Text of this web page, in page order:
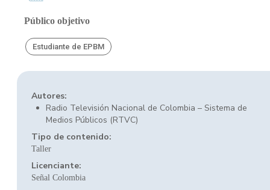
Público objetivo
Estudiante de EPBM
Autores:
Radio Televisión Nacional de Colombia – Sistema de
Medios Públicos (RTVC)
Tipo de contenido:
Taller
Licenciante:
Señal Colombia